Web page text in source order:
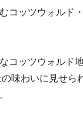
コッツウォルド
コッツウォルド
味わいに見せら